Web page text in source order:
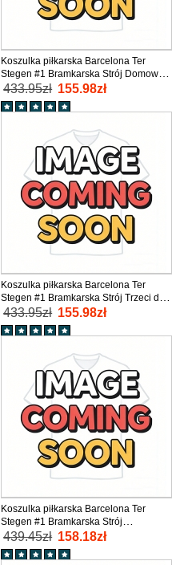
Koszulka piłkarska Barcelona Ter
Stegen #1 Bramkarska Strój Domowy
dla dzieci 2025-26 tanio Długi Rękaw
(+ Krótkie spodenki)
433.95zł 155.98zł
Koszulka piłkarska Barcelona Ter
Stegen #1 Bramkarska Strój Trzeci dla
dzieci 2025-26 tanio Długi Rękaw (+
Krótkie spodenki)
433.95zł 155.98zł
Koszulka piłkarska Barcelona Ter
Stegen #1 Bramkarska Strój
wyjazdowy 2025-26 tanio Krótki Rękaw
439.45zł 158.18zł